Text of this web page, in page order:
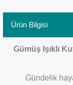
Ürün Bilgisi
Gümüş Işıklı
Gündelik